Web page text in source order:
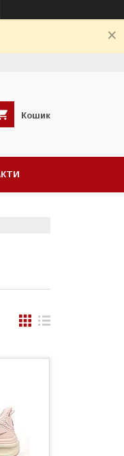
Кошик